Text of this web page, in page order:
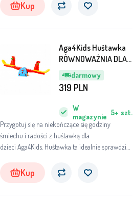
Kup
darmowy
Aga4Kids Huśtawka
RÓWNOWAŻNIA DLA
DZIECI Kogut
Przygotuj się na niekończące się godziny
śmiechu i radości z huśtawką dla
dzieci Aga4Kids. Huśtawka ta idealnie sprawdzi
pokoju zabaw, gdzie dzieci będą mogły
bezpiecznie huśtać się i czerpać radość z ruchu.
W
magazynie 5+ szt.
319 PLN
Kup